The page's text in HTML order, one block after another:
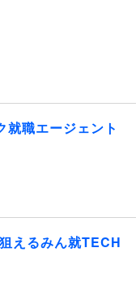
就職エージェント
えるみん就TECH